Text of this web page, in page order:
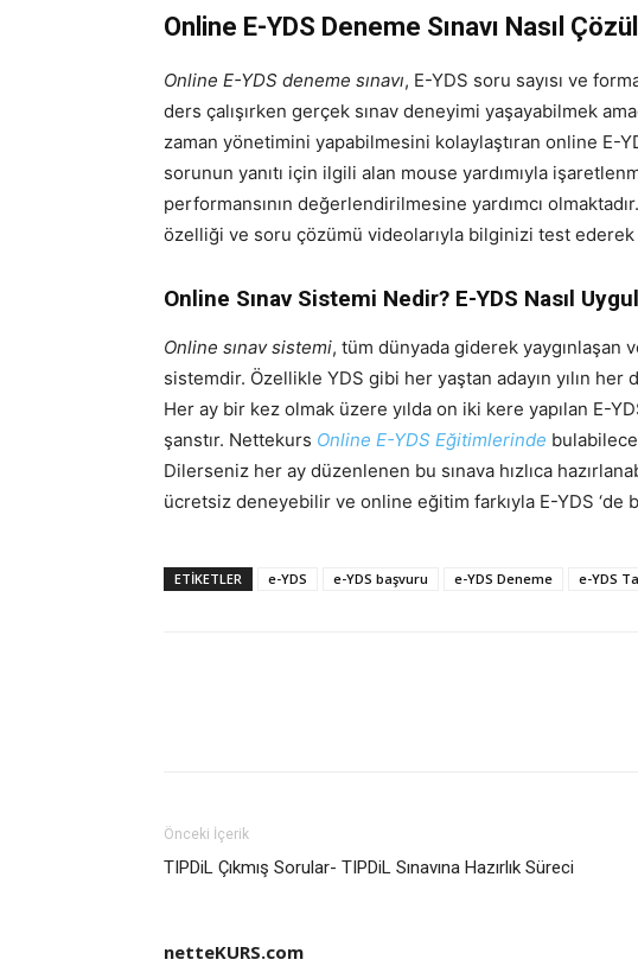
Online E-YDS Deneme Sınavı Nasıl
Online E-YDS deneme sınavı, E-YDS soru sayısı ve
ders çalışırken gerçek sınav deneyimi yaşayabilmek
zaman yönetimini yapabilmesini kolaylaştıran online E-
sorunun yanıtı için ilgili alan mouse yardımıyla
performansının değerlendirilmesine yardımcı
özelliği ve soru çözümü videolarıyla bilginizi test
Online Sınav Sistemi Nedir? E-YDS Nasıl
Online sınav sistemi, tüm dünyada giderek yaygınlaşan
sistemdir. Özellikle YDS gibi her yaştan adayın yılın
Her ay bir kez olmak üzere yılda on iki kere yapılan E-
şanstır. Nettekurs Online E-YDS Eğitimlerinde
Dilerseniz her ay düzenlenen bu sınava hızlıca
ücretsiz deneyebilir ve online eğitim farkıyla E-YDS ‘de
ETIKETLER e-YDS e-YDS başvuru e-YDS Deneme e-YDS
Önceki İçerik
TIPDiL Çıkmış Sorular- TIPDiL Sınavına Hazırlık Süreci
netteKURS.com